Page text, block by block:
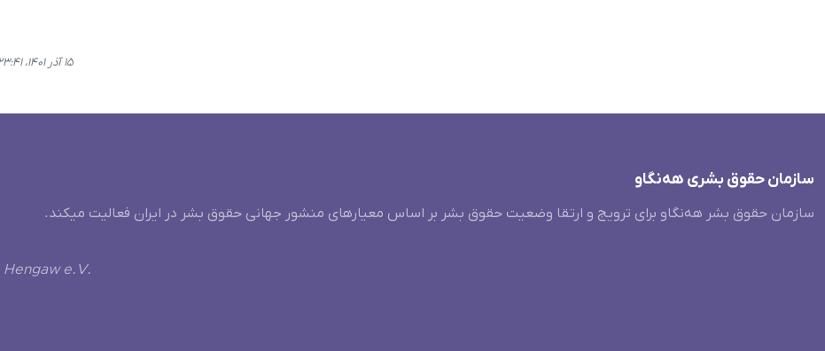
۱۵ آذر ۱۴۰۱، ۲۳:۴۱
سازمان حقوق بشری هەنگاو
سازمان حقوق بشر هه‌نگاو برای ترویج و ارتقا وضعیت حقوق بشر بر اساس معیارهای منشور جهانی حقوق بشر در ایران فعالیت میکند.
e.V.